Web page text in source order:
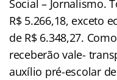
Social – Jornalismo.
R$ 5.266,18, exceto
de R$ 6.348,27.
receberão vale-
auxílio pré-escolar